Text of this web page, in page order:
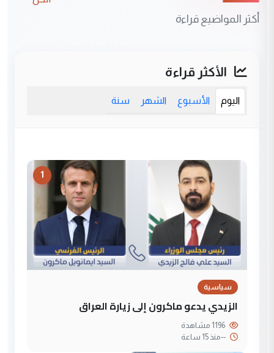
أكثر المواضيع قراءة
الأكثر قراءة
اليوم الأسبوع الشهر سنة
1
سياسية
الزيدي يدعو ماكرون إلى زيارة العراق
--منذ 15 ساعة